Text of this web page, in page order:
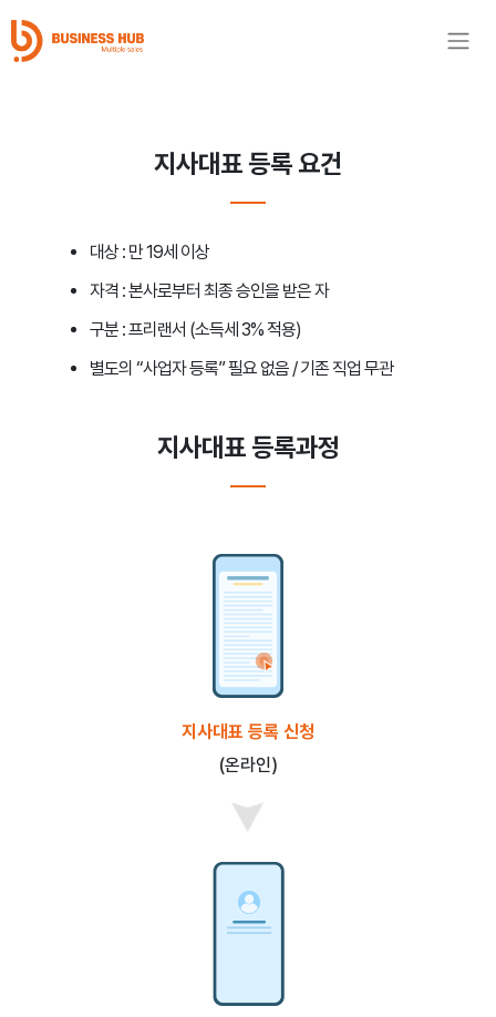
지사대표 등록 요건
대상 : 만 19세 이상
자격 :본사로부터 최종 승인을 받은 자
구분 :프리랜서 (소득세 3% 적용)
별도의 “사업자 등록” 필요 없음 / 기존 직업 무관
지사대표 등록과정
지사대표 등록 신청
(온라인)